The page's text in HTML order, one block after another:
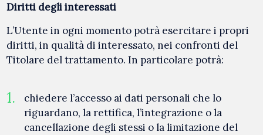
Diritti degli interessati
L’Utente in ogni momento potrà esercitare i propri
diritti, in qualità di interessato, nei confronti del
Titolare del trattamento. In particolare potrà:
chiedere l’accesso ai dati personali che lo
riguardano, la rettifica, l’integrazione o la
cancellazione degli stessi o la limitazione del